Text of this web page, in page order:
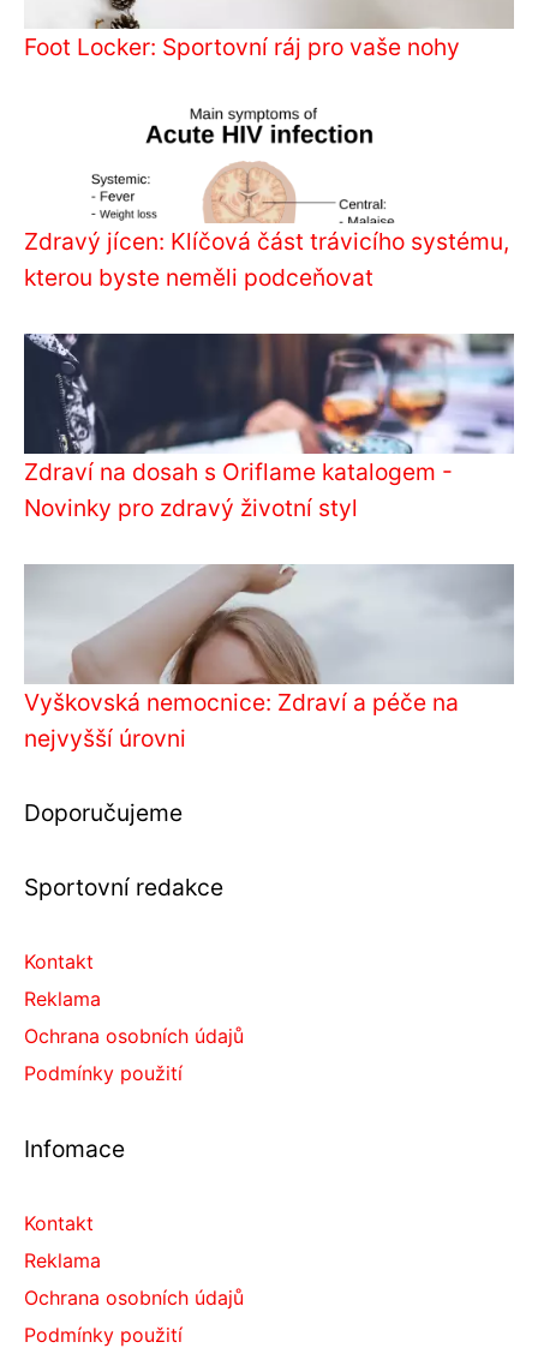
Foot Locker: Sportovní ráj pro vaše nohy
Zdravý jícen: Klíčová část trávicího systému,
kterou byste neměli podceňovat
Zdraví na dosah s Oriflame katalogem -
Novinky pro zdravý životní styl
Vyškovská nemocnice: Zdraví a péče na
nejvyšší úrovni
Doporučujeme
Sportovní redakce
Kontakt
Reklama
Ochrana osobních údajů
Podmínky použití
Infomace
Kontakt
Reklama
Ochrana osobních údajů
Podmínky použití